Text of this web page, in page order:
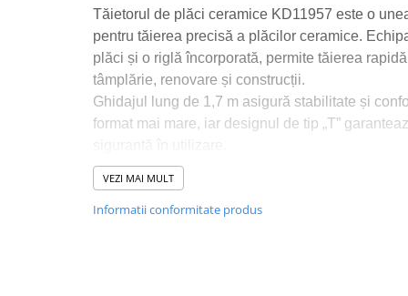
Unghiulare/drepte
Prelungitoare curent
Redresoare/robot pornire/starter
Tăietorul de plăci ceramice KD11957 este o
pentru tăierea precisă a plăcilor ceramice.
plăci și o riglă încorporată, permite tăierea
tâmplărie, renovare și construcții.
Ghidajul lung de 1,7 m asigură stabilitate și
format mai mare, iar designul de tip „T”
Întregul obiect este ambalat într-o geantă de
face ușor de transportat.
VEZI MAI MULT
Informatii conformitate produs